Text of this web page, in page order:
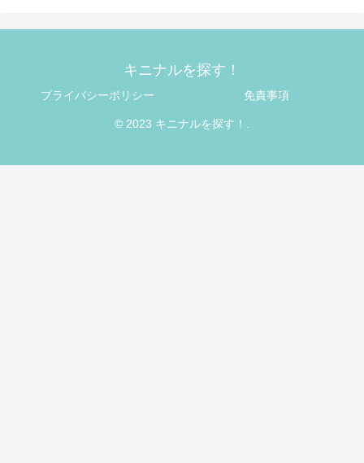
キニナルを探す！
プライバシーポリシー 免責事項
© 2023 キニナルを探す！.